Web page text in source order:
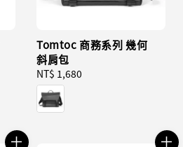
Tomtoc 商務系列 幾何
斜肩包
Regular
price
NT$ 1,680